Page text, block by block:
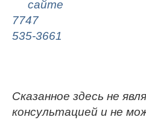
сайте
7747
535-3661
Сказанное здесь не
консультацией и не